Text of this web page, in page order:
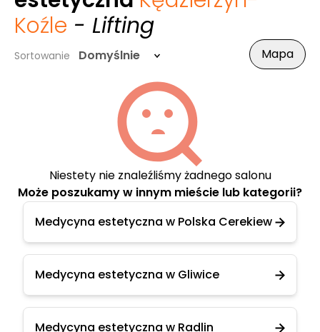
Koźle - Lifting
Sortowanie Domyślnie Mapa
Niestety nie znaleźliśmy żadnego salonu
Może poszukamy w innym mieście lub kategorii?
Medycyna estetyczna w Polska Cerekiew
Medycyna estetyczna w Gliwice
Medycyna estetyczna w Radlin